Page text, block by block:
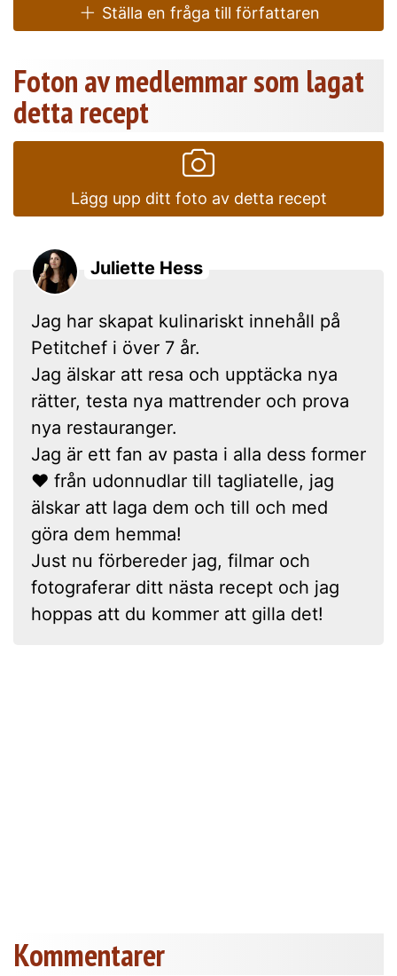
Ställa en fråga till författaren
Foton av medlemmar som lagat
detta recept
Lägg upp ditt foto av detta recept
Juliette Hess
Jag har skapat kulinariskt innehåll på
Petitchef i över 7 år.
Jag älskar att resa och upptäcka nya
rätter, testa nya mattrender och prova
nya restauranger.
Jag är ett fan av pasta i alla dess former
❤ från udonnudlar till tagliatelle, jag
älskar att laga dem och till och med
göra dem hemma!
Just nu förbereder jag, filmar och
fotograferar ditt nästa recept och jag
hoppas att du kommer att gilla det!
Kommentarer